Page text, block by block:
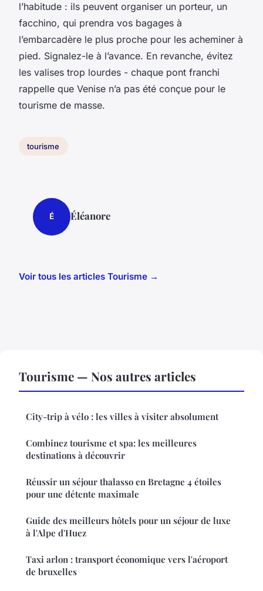
l’habitude : ils peuvent organiser un porteur, un
facchino, qui prendra vos bagages à
l’embarcadère le plus proche pour les acheminer à
pied. Signalez-le à l’avance. En revanche, évitez
les valises trop lourdes - chaque pont franchi
rappelle que Venise n’a pas été conçue pour le
tourisme de masse.
tourisme
É Éléanore
Voir tous les articles Tourisme →
Tourisme — Nos autres articles
City-trip à vélo : les villes à visiter absolument
Combinez tourisme et spa: les meilleures
destinations à découvrir
Réussir un séjour thalasso en Bretagne 4 étoiles
pour une détente maximale
Guide des meilleurs hôtels pour un séjour de luxe
à l'Alpe d'Huez
Taxi arlon : transport économique vers l'aéroport
de bruxelles